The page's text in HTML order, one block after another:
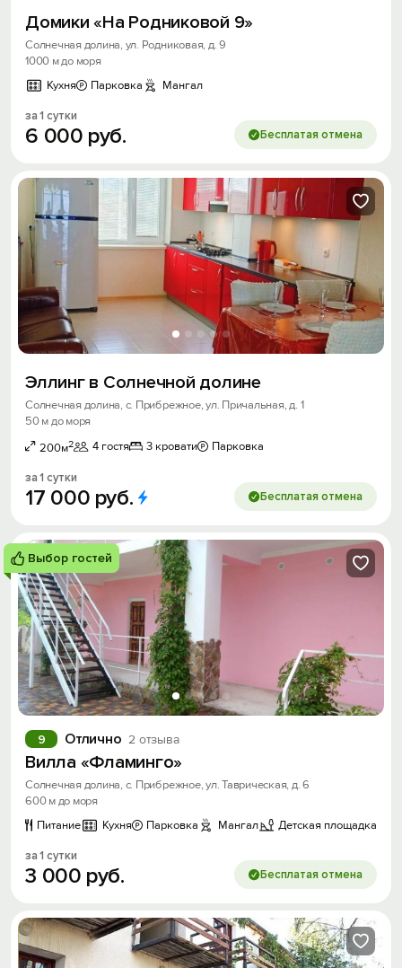
Домики «На Родниковой 9»
Солнечная долина, ул. Родниковая, д. 9
1000 м до моря
Кухня
Парковка Мангал
за 1 сутки
6 000 руб. Бесплатая отмена
Эллинг в Солнечной долине
Солнечная долина, с. Прибрежное, ул. Причальная, д. 1
50 м до моря
200м2 4 гостя 3 кровати Парковка
за 1 сутки
17 000 руб. Бесплатая отмена
Выбор гостей
Отлично 2 отзыва
9
Вилла «Фламинго»
Солнечная долина, с. Прибрежное, ул. Таврическая, д. 6
600 м до моря
Питание
Кухня Парковка Мангал Детская площадка
за 1 сутки
3 000 руб. Бесплатая отмена